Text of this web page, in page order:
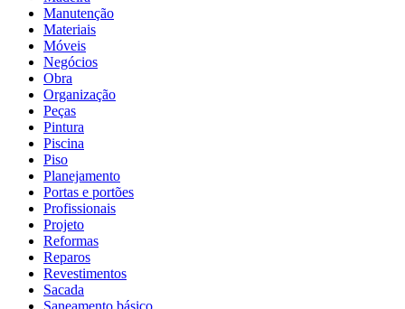
Manutenção
Materiais
Móveis
Negócios
Obra
Organização
Peças
Pintura
Piscina
Piso
Planejamento
Portas e portões
Profissionais
Projeto
Reformas
Reparos
Revestimentos
Sacada
Saneamento básico